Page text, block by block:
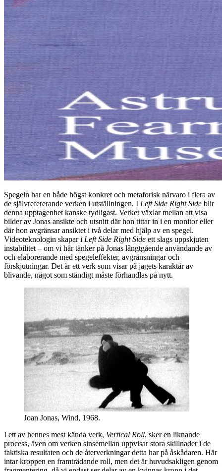
Spegeln har en både högst konkret och metaforisk närvaro i flera av
de självrefererande verken i utställningen. I Left Side Right Side blir
denna upptagenhet kanske tydligast. Verket växlar mellan att visa
bilder av Jonas ansikte och utsnitt där hon tittar in i en monitor eller
där hon avgränsar ansiktet i två delar med hjälp av en spegel.
Videoteknologin skapar i Left Side Right Side ett slags uppskjuten
instabilitet – om vi här tänker på Jonas långtgående användande av
och elaborerande med spegeleffekter, avgränsningar och
förskjutningar. Det är ett verk som visar på jagets karaktär av
blivande, något som ständigt måste förhandlas på nytt.
Joan Jonas, Wind, 1968.
I ett av hennes mest kända verk, Vertical Roll, sker en liknande
process, även om verken sinsemellan uppvisar stora skillnader i de
faktiska resultaten och de återverkningar detta har på åskådaren. Här
intar kroppen en framträdande roll, men det är huvudsakligen genom